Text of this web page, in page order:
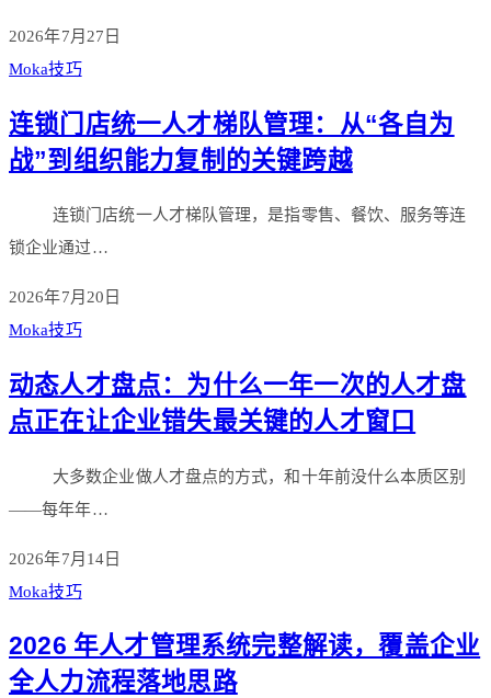
2026年7月27日
Moka技巧
连锁门店统一人才梯队管理：从“各自为
战”到组织能力复制的关键跨越
连锁门店统一人才梯队管理，是指零售、餐饮、服务等连
锁企业通过…
2026年7月20日
Moka技巧
动态人才盘点：为什么一年一次的人才盘
点正在让企业错失最关键的人才窗口
大多数企业做人才盘点的方式，和十年前没什么本质区别
——每年年…
2026年7月14日
Moka技巧
2026 年人才管理系统完整解读，覆盖企业
全人力流程落地思路